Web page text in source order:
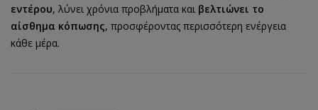
εντέρου, λύνει χρόνια προβλήματα και βελτιώνει το
αίσθημα κόπωσης, προσφέροντας περισσότερη ενέργεια
κάθε μέρα.